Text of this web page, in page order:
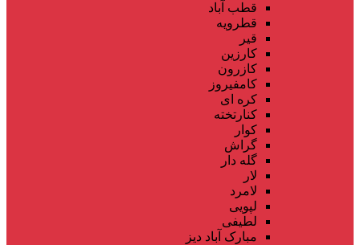
قطب آباد
قطرویه
قیر
کارزین
کازرون
کامفیروز
کره ای
کنارتخته
کوار
گراش
گله دار
لار
لامرد
لپویی
لطیفی
مبارک آباد دیز